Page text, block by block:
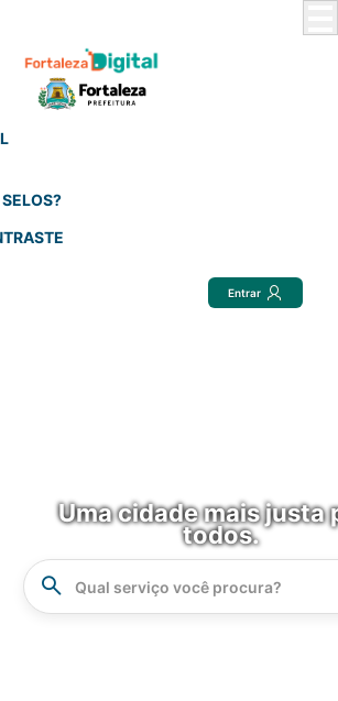
Entrar
Uma cidade mais justa
todos.